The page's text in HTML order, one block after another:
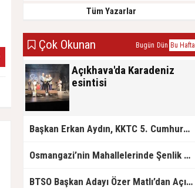
Tüm Yazarlar
Çok Okunan Bugün Dün Bu Hafta
Açıkhava'da Karadeniz
esintisi
Başkan Erkan Aydın, KKTC 5. Cumhurbaşkanı Ersin Tatar'ı Ağırladı
Osmangazi’nin Mahallelerinde Şenlik Var
BTSO Başkan Adayı Özer Matlı’dan Açıklama: 60 Bin Üyemizin Gücünü, Üyemizle Birlikte Büyüteceğiz.